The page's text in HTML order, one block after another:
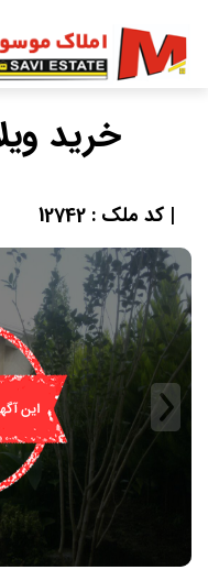
خرید
| کد ملک : 12742